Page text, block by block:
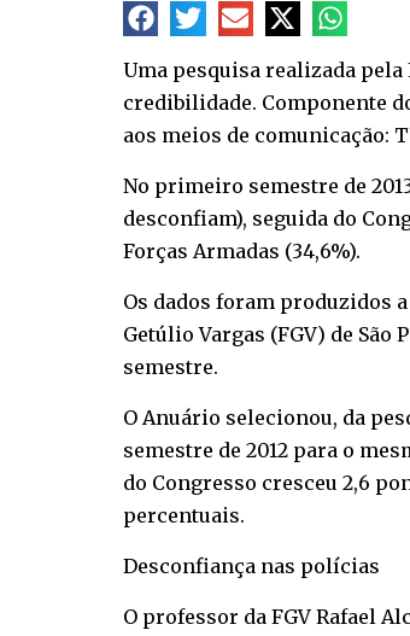
Uma pesquisa realizada pela
credibilidade. Componente
aos meios de comunicação:
No primeiro semestre de
desconfiam), seguida do
Forças Armadas (34,6%).
Os dados foram produzidos
Getúlio Vargas (FGV) de
semestre.
O Anuário selecionou, da
semestre de 2012 para o
do Congresso cresceu 2,6
percentuais.
Desconfiança nas polícias
O professor da FGV Rafael